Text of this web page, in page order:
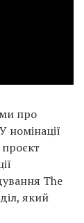
про
номінації
The
який